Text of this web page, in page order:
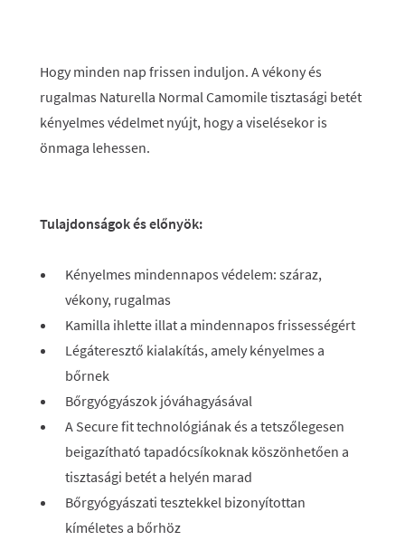
Hogy minden nap frissen induljon. A vékony és
rugalmas Naturella Normal Camomile tisztasági betét
kényelmes védelmet nyújt, hogy a viselésekor is
önmaga lehessen.
Tulajdonságok és előnyök:
Kényelmes mindennapos védelem: száraz,
vékony, rugalmas
Kamilla ihlette illat a mindennapos frissességért
Légáteresztő kialakítás, amely kényelmes a
bőrnek
Bőrgyógyászok jóváhagyásával
A Secure fit technológiának és a tetszőlegesen
beigazítható tapadócsíkoknak köszönhetően a
tisztasági betét a helyén marad
Bőrgyógyászati tesztekkel bizonyítottan
kíméletes a bőrhöz